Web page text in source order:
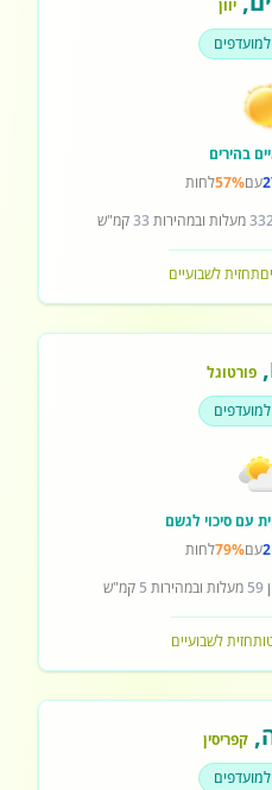
יוון
בהירים
עם57%לחות
מעלות ובמהירות 33קמ"ש
תחזית לשבועיים
,פורטוגל
עם סיכוי לגשם
עם79%לחות
59 מעלות ובמהירות 5 קמ"ש
תחזית לשבועיים
, קפריסין